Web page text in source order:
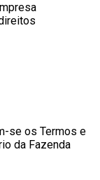
se os Termos e
da Fazenda